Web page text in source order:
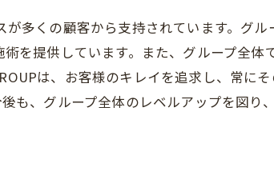
多くの顧客から支持されています。グル
を提供しています。また、グループ全体
は、お客様のキレイを追求し、常に
も、グループ全体のレベルアップを図り